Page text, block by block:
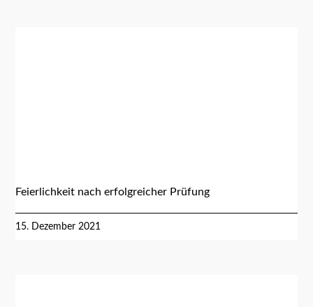
Feierlichkeit nach erfolgreicher Prüfung
15. Dezember 2021